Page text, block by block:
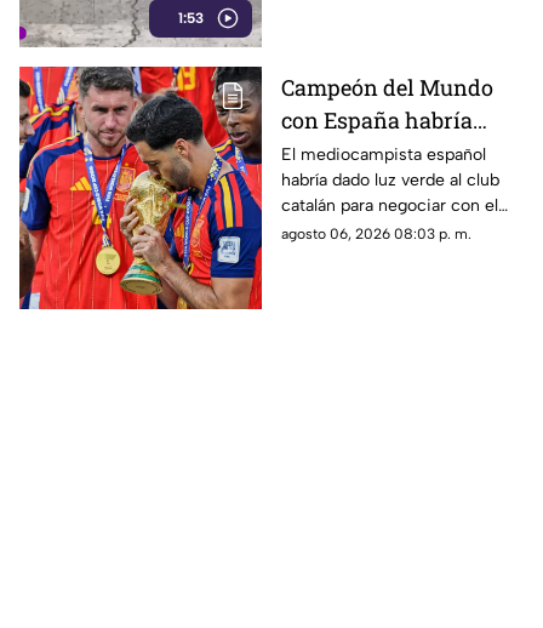
1:53
Campeón del Mundo
con España habría
rechazado al Real
Madrid para fichar con
el Barcelona
El mediocampista español
habría dado luz verde al club
catalán para negociar con el
Manchester City, mientras el
agosto 06, 2026 08:03 p. m.